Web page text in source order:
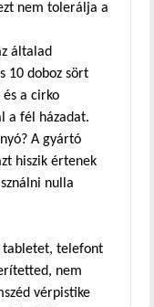
nem tolerálja a
általad
10 doboz sört
a cirko
a fél házadat.
A gyártó
hiszik értenek
nulla
tabletet, telefont
nem
vérpistike